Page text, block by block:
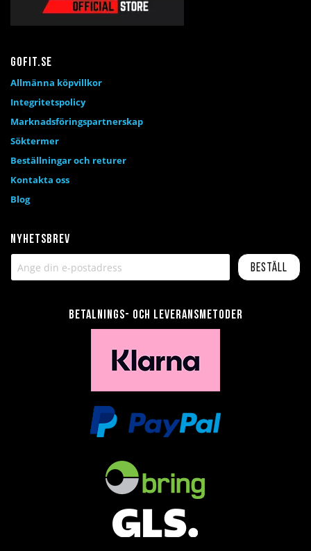
Nyhetsbrev
Beställ
Betalnings- och leveransmetoder
Gofit.se
Allmänna köpvillkor
Integritetspolicy
Marknadsföringspartnerskap
Söktermer
Beställningar och returer
Kontakta oss
Blog